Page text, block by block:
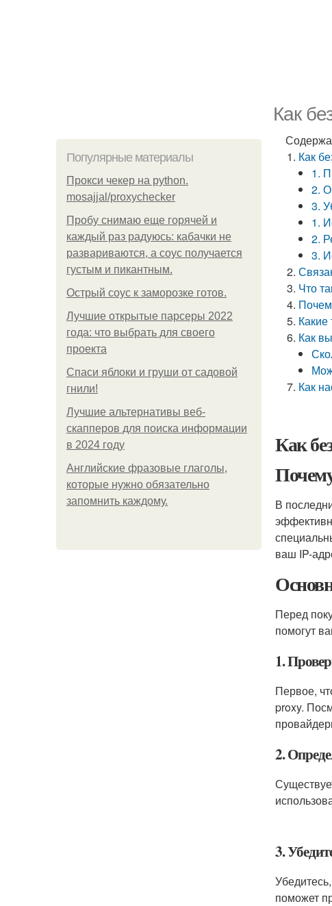
Как
Популярные материалы
Прокси чекер на python.
mosajjal/proxychecker
Пробу снимаю еще горячей и
каждый раз радуюсь: кабачки не
развариваются, а соус получается
густым и пикантным.
Острый соус к заморозке готов.
Лучшие открытые парсеры 2022
года: что выбрать для своего
проекта
Спаси яблоки и груши от садовой
гнили!
Лучшие альтернативы веб-
скапперов для поиска информации
в 2024 году
Английские фразовые глаголы,
которые нужно обязательно
запомнить каждому.
Как
1.
2.
3.
1.
2.
3.
Что
Как
Как
Как
В
ваш IP-
Перед
помогут
1.
Первое,
proxy.
2.
3.
поможет